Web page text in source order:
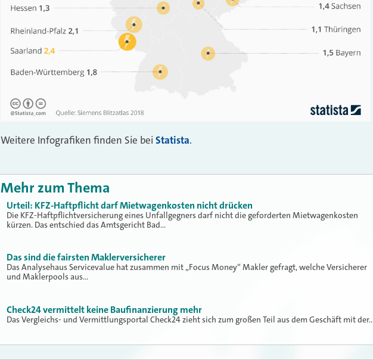
Weitere Infografiken finden Sie bei Statista.
Mehr zum Thema
Urteil: KFZ-Haftpflicht darf Mietwagenkosten nicht drücken
Die KFZ-Haftpflichtversicherung eines Unfallgegners darf nicht die geforderten Mietwagenkosten
kürzen. Das entschied das Amtsgericht Bad…
Das sind die fairsten Maklerversicherer
Das Analysehaus Servicevalue hat zusammen mit „Focus Money“ Makler gefragt, welche Versicherer
und Maklerpools aus…
Check24 vermittelt keine Baufinanzierung mehr
Das Vergleichs- und Vermittlungsportal Check24 zieht sich zum großen Teil aus dem Geschäft mit